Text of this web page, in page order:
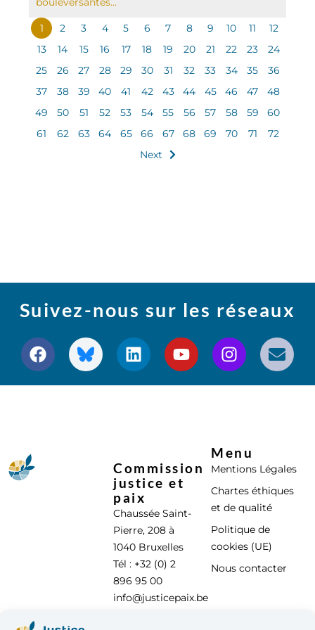
1 2 3 4 5 6 7 8 9 10 11
12
13
14 15 16 17 18 19 20 21 22 23
24
25
26 27 28 29 30 31 32 33 34 35
36
37
38 39 40 41 42 43 44 45 46 47
48
49
50 51 52 53 54 55 56 57 58 59
60
61
62 63 64 65 66 67 68 69 70 71
72
Next
Suivez-nous sur les réseaux
Commission
justice et
paix
Chaussée Saint-
Pierre, 208 à
1040 Bruxelles
Tél : +32 (0) 2
896 95 00
info@justicepaix.be
Menu
Mentions Légales
Chartes éthiques
et de qualité
Politique de
cookies (UE)
Nous contacter